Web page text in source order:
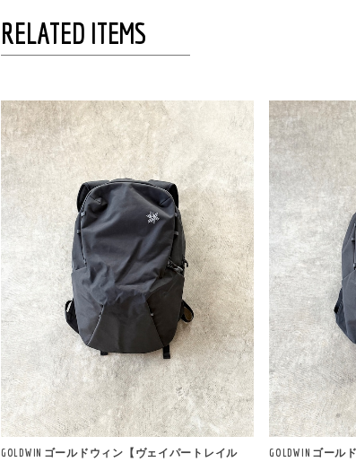
RELATED ITEMS
GOLDWIN ゴールドウィン【ヴェイパートレイル GOLDWIN ゴー